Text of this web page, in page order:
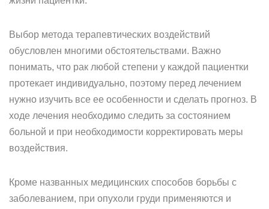
Выбор метода терапевтических воздействий
обусловлен многими обстоятельствами. Важно
понимать, что рак любой степени у каждой пациентки
протекает индивидуально, поэтому перед лечением
нужно изучить все ее особенности и сделать прогноз. В
ходе лечения необходимо следить за состоянием
больной и при необходимости корректировать меры
воздействия.
Кроме названных медицинских способов борьбы с
заболеванием, при опухоли груди применяются и